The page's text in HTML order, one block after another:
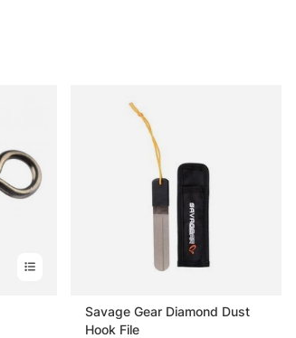
Savage Gear Diamond Dust
Hook File